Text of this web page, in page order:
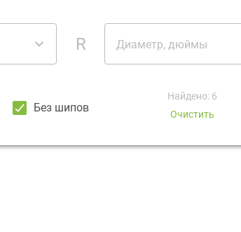
R Диаметр, дюймы
Без шипов
Найдено: 6
Очистить